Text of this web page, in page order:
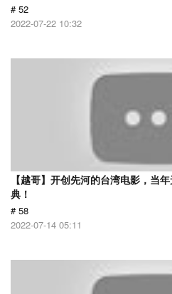
# 52
2022-07-22 10:32
【越哥】开创先河的台湾电影，当
典！
# 58
2022-07-14 05:11